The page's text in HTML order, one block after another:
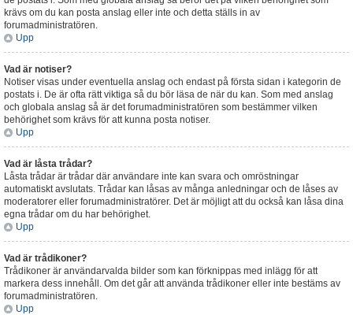
krävs om du kan posta anslag eller inte och detta ställs in av
forumadministratören.
Upp
Vad är notiser?
Notiser visas under eventuella anslag och endast på första sidan i kategorin de
postats i. De är ofta rätt viktiga så du bör läsa de när du kan. Som med anslag
och globala anslag så är det forumadministratören som bestämmer vilken
behörighet som krävs för att kunna posta notiser.
Upp
Vad är låsta trådar?
Låsta trådar är trådar där användare inte kan svara och omröstningar
automatiskt avslutats. Trådar kan låsas av många anledningar och de låses av
moderatorer eller forumadministratörer. Det är möjligt att du också kan låsa dina
egna trådar om du har behörighet.
Upp
Vad är trådikoner?
Trådikoner är användarvalda bilder som kan förknippas med inlägg för att
markera dess innehåll. Om det går att använda trådikoner eller inte bestäms av
forumadministratören.
Upp